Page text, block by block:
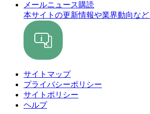
メールニュース購読
本サイトの更新情報や業界動向など
サイトマップ
プライバシーポリシー
サイトポリシー
ヘルプ